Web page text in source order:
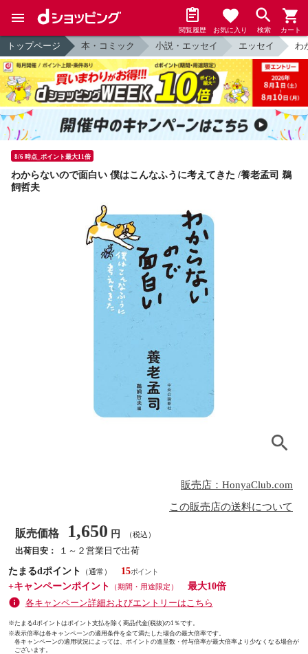
閲覧履歴 お気に入り 検索 カート
トップページ 本・コミック 小説・エッセイ エッセイ わ
8/6 時点_ポイント最大11倍
わからないので面白い 僕はこんなふうに考えてきた /養老孟司 鵜
飼哲夫
販売店：HonyaClub.com
この販売店の送料について
販売価格 1,650 円 （税込）
出荷目安：
１～２営業日で出荷
たまるdポイント
（通常）
15
+キャンペーンポイント
（期間・用途限定）
最大10倍
各キャンペーン詳細およびエントリーはこちら
※たまるdポイントはポイント支払を除く商品代金(税抜)の1％です。
※表示倍率は各キャンペーンの適用条件を全て満たした場合の最大倍率です。
各キャンペーンの適用状況によっては、ポイントの進呈数・付与倍率が最大倍率より少なくなる場合が
ございます。